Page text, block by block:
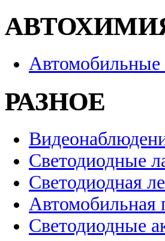
Автомобильные
РАЗНОЕ
Светодиодные
Светодиодная
Автомобильная
Светодиодные